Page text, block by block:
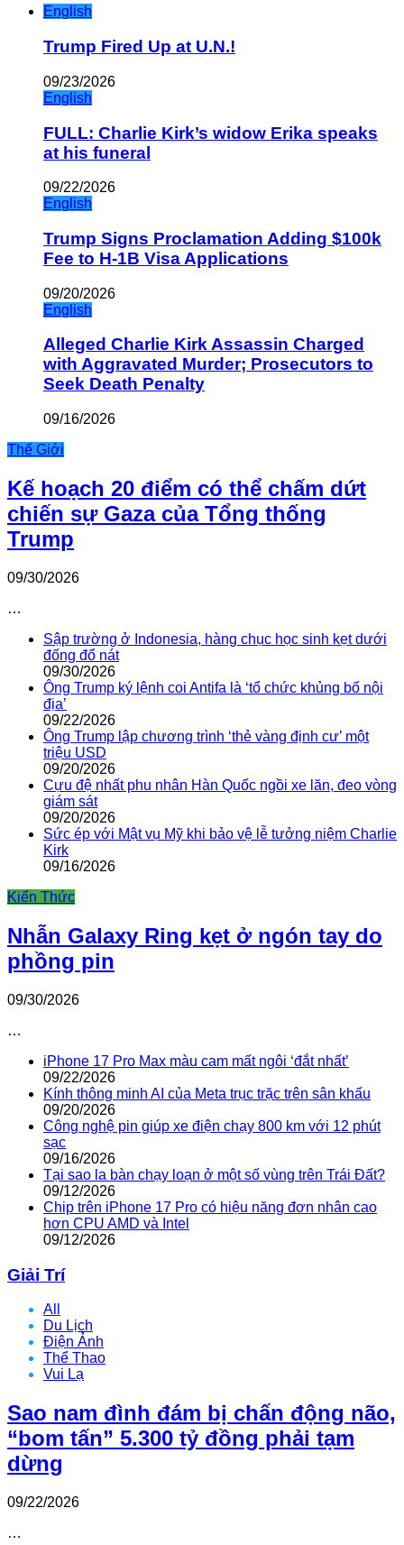
English
Trump Fired Up at U.N.!
09/23/2026
English
FULL: Charlie Kirk’s widow Erika speaks
at his funeral
09/22/2026
English
Trump Signs Proclamation Adding $100k
Fee to H-1B Visa Applications
09/20/2026
English
Alleged Charlie Kirk Assassin Charged
with Aggravated Murder; Prosecutors to
Seek Death Penalty
09/16/2026
Thế Giới
Kế hoạch 20 điểm có thể chấm dứt
chiến sự Gaza của Tổng thống
Trump
09/30/2026
…
Sập trường ở Indonesia, hàng chục học sinh kẹt dưới
đống đổ nát
09/30/2026
Ông Trump ký lệnh coi Antifa là ‘tổ chức khủng bố nội
địa’
09/22/2026
Ông Trump lập chương trình ‘thẻ vàng định cư’ một
triệu USD
09/20/2026
Cựu đệ nhất phu nhân Hàn Quốc ngồi xe lăn, đeo vòng
giám sát
09/20/2026
Sức ép với Mật vụ Mỹ khi bảo vệ lễ tưởng niệm Charlie
Kirk
09/16/2026
Kiến Thức
Nhẫn Galaxy Ring kẹt ở ngón tay do
phồng pin
09/30/2026
…
iPhone 17 Pro Max màu cam mất ngôi ‘đắt nhất’
09/22/2026
Kính thông minh AI của Meta trục trặc trên sân khấu
09/20/2026
Công nghệ pin giúp xe điện chạy 800 km với 12 phút
sạc
09/16/2026
Tại sao la bàn chạy loạn ở một số vùng trên Trái Đất?
09/12/2026
Chip trên iPhone 17 Pro có hiệu năng đơn nhân cao
hơn CPU AMD và Intel
09/12/2026
Giải Trí
All
Du Lịch
Điện Ảnh
Thể Thao
Vui Lạ
Sao nam đình đám bị chấn động não,
“bom tấn” 5.300 tỷ đồng phải tạm
dừng
09/22/2026
…